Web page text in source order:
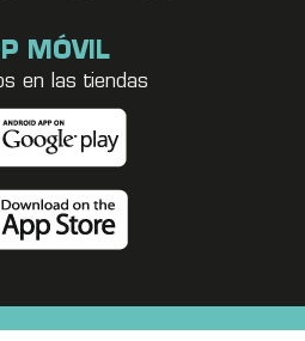
MÓVIL
en las tiendas